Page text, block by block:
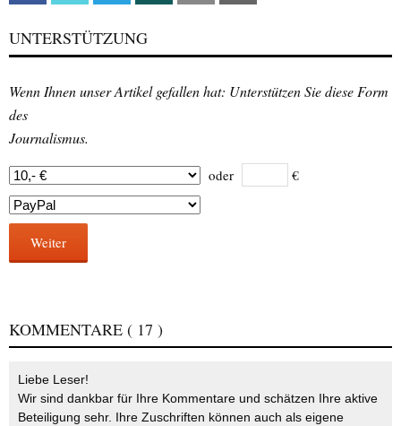
UNTERSTÜTZUNG
Wenn Ihnen unser Artikel gefallen hat: Unterstützen Sie diese Form
des
Journalismus.
oder €
Weiter
KOMMENTARE ( 17 )
Liebe Leser!
Wir sind dankbar für Ihre Kommentare und schätzen Ihre aktive
Beteiligung sehr. Ihre Zuschriften können auch als eigene